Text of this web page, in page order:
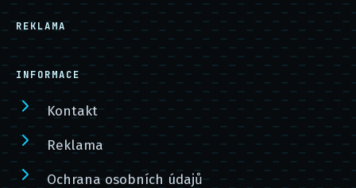
REKLAMA
INFORMACE
Kontakt
Reklama
Ochrana osobních údajů